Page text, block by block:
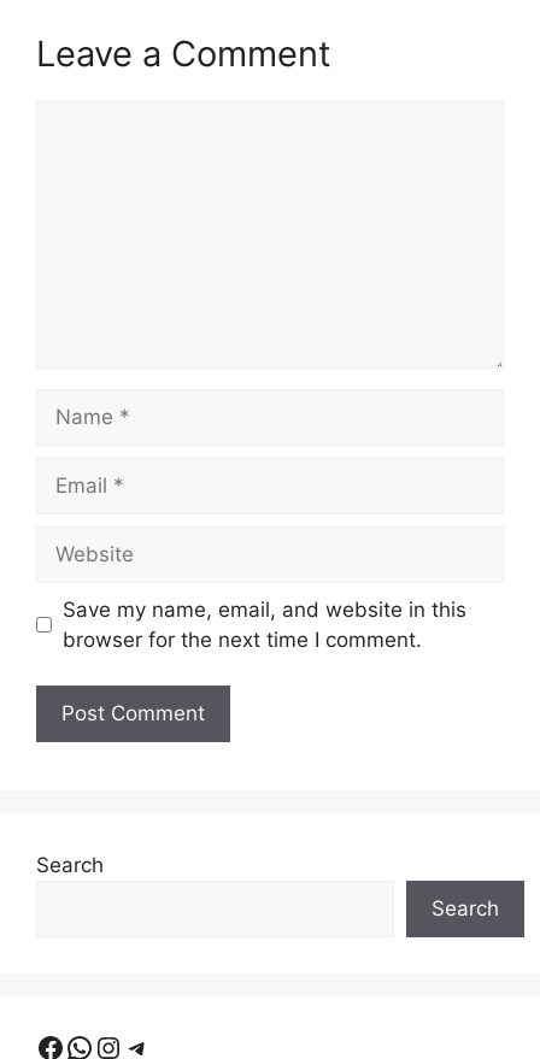
Leave a Comment
Save my name, email, and website in this
browser for the next time I comment.
Search
Search
Facebook
WhatsApp
Instagram
Telegram